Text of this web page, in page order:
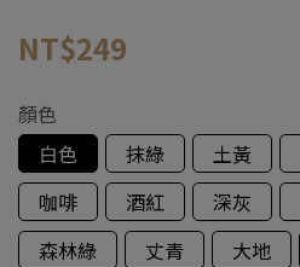
NT$249
顏色
白色
抹綠 土黃
咖啡
酒紅 深灰
森林綠
丈青 大地